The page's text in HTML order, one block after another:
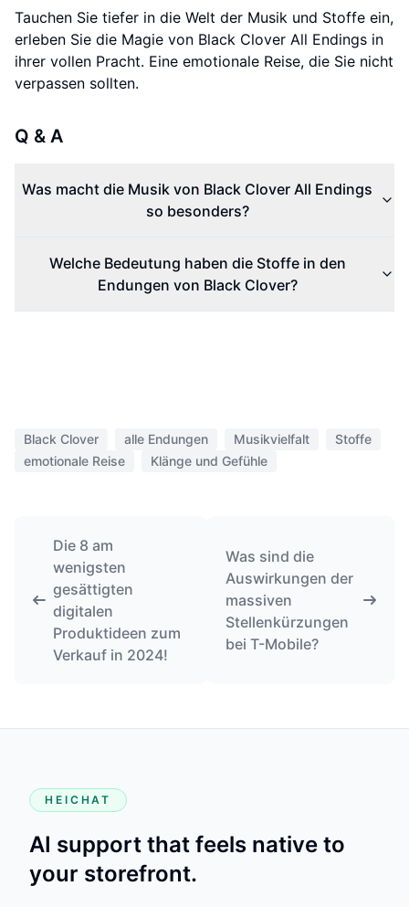
Tauchen Sie tiefer in die Welt der Musik und Stoffe ein,
erleben Sie die Magie von Black Clover All Endings in
ihrer vollen Pracht. Eine emotionale Reise, die Sie nicht
verpassen sollten.
Q & A
Was macht die Musik von Black Clover All Endings
so besonders?
Welche Bedeutung haben die Stoffe in den
Endungen von Black Clover?
Black Clover alle Endungen Musikvielfalt
Stoffe
emotionale Reise
Klänge und Gefühle
Die 8 am
wenigsten
gesättigten
digitalen
Produktideen zum
Verkauf in 2024!
Was sind die
Auswirkungen der
massiven
Stellenkürzungen
bei T-Mobile?
HEICHAT
AI support that feels native to
your storefront.